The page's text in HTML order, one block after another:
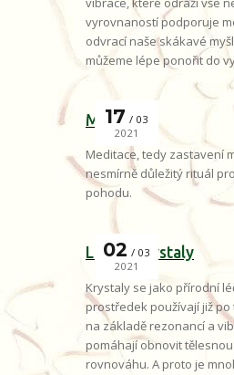
vyrovnaností podporuje
odvrací naše skákavé
můžeme lépe ponořit do
Meditace
17
03
2021
Meditace, tedy zastavení
nesmírně důležitý rituál
pohodu.
Léčení krystaly
02
03
2021
Krystaly se jako přírodní
prostředek používají již po
na základě rezonancí a
pomáhají obnovit
rovnováhu. A proto je